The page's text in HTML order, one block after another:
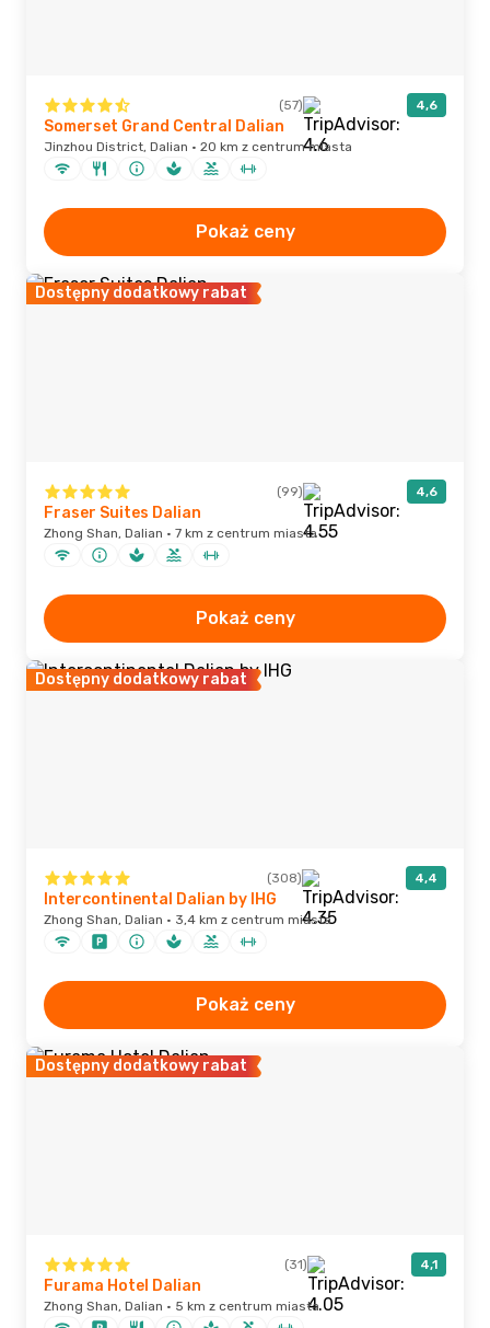
(57) 4,6
Somerset Grand Central Dalian
Jinzhou District, Dalian · 20 km z centrum miasta
Pokaż ceny
Dostępny dodatkowy rabat
(99) 4,6
Fraser Suites Dalian
Zhong Shan, Dalian · 7 km z centrum miasta
Pokaż ceny
Dostępny dodatkowy rabat
(308) 4,4
Intercontinental Dalian by IHG
Zhong Shan, Dalian · 3,4 km z centrum miasta
Pokaż ceny
Dostępny dodatkowy rabat
(31) 4,1
Furama Hotel Dalian
Zhong Shan, Dalian · 5 km z centrum miasta